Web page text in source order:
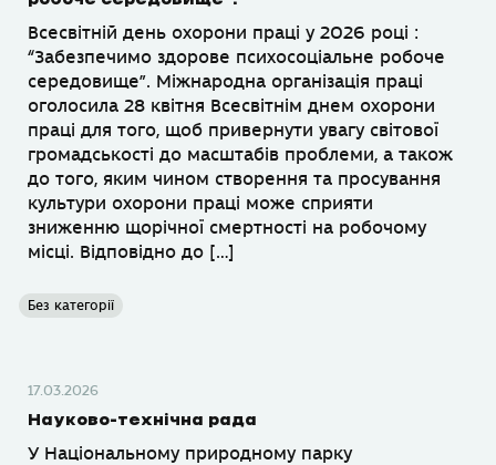
Всесвітній день охорони праці у 2026 році :
“Забезпечимо здорове психосоціальне робоче
середовище”. Міжнародна організація праці
оголосила 28 квітня Всесвітнім днем охорони
праці для того, щоб привернути увагу світової
громадськості до масштабів проблеми, а також
до того, яким чином створення та просування
культури охорони праці може сприяти
зниженню щорічної смертності на робочому
місці. Відповідно до […]
Без категорії
17.03.2026
Науково-технічна рада
У Національному природному парку